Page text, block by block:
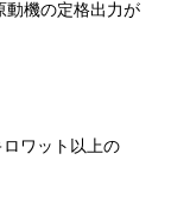
動機の定格出力が
ワット以上の